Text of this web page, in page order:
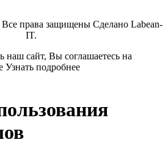
права защищены Сделано Labean-
IT.
наш сайт, Вы соглашаетесь на
Узнать подробнее